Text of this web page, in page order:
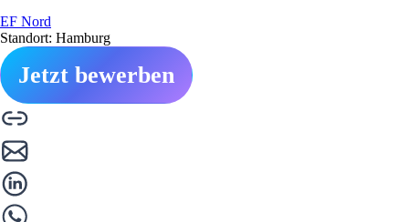
EF Nord
Standort: Hamburg
Jetzt bewerben